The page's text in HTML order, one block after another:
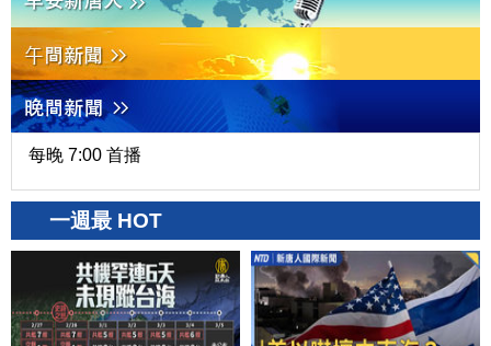
每晚 7:00 首播
一週最 HOT